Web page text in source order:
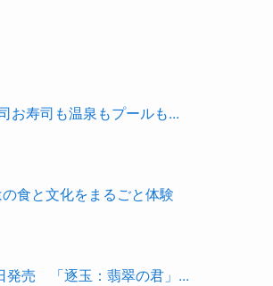
お寿司も温泉もプールも...
食と文化をまるごと体験
発売 「逐玉：翡翠の君」...